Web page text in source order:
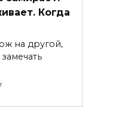
Когда
на другой,